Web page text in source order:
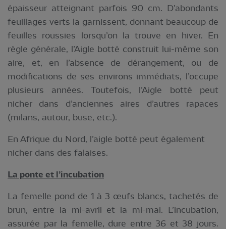
épaisseur atteignant parfois 90 cm. D’abondants
feuillages verts la garnissent, donnant beaucoup de
feuilles roussies lorsqu’on la trouve en hiver. En
règle générale, l’Aigle botté construit lui-même son
aire, et, en l’absence de dérangement, ou de
modifications de ses environs immédiats, l’occupe
plusieurs années. Toutefois, l’Aigle botté peut
nicher dans d’anciennes aires d’autres rapaces
(milans, autour, buse, etc.).
En Afrique du Nord, l’aigle botté peut également
nicher dans des falaises.
La ponte et l’incubation
La femelle pond de 1 à 3 œufs blancs, tachetés de
brun, entre la mi-avril et la mi-mai. L’incubation,
assurée par la femelle, dure entre 36 et 38 jours.